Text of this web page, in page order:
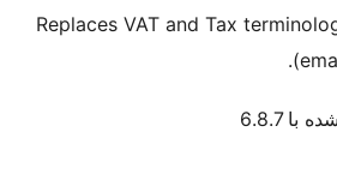
Replaces VAT and Tax
با 6.8.7